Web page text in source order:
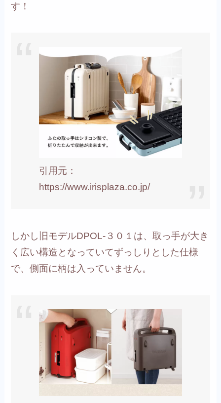
す！
引用元：
https://www.irisplaza.co.jp/
しかし旧モデルDPOL-３０１は、取っ手が大き
く広い構造となっていてずっしりとした仕様
で、側面に柄は入っていません。